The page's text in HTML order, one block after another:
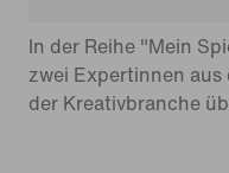
In der Reihe "Mein
zwei Expertinnen
der Kreativbranche